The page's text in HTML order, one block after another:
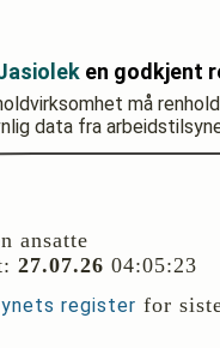
en godkjent
må
data fra
ansatte
27.07.26 04:05:23
register for